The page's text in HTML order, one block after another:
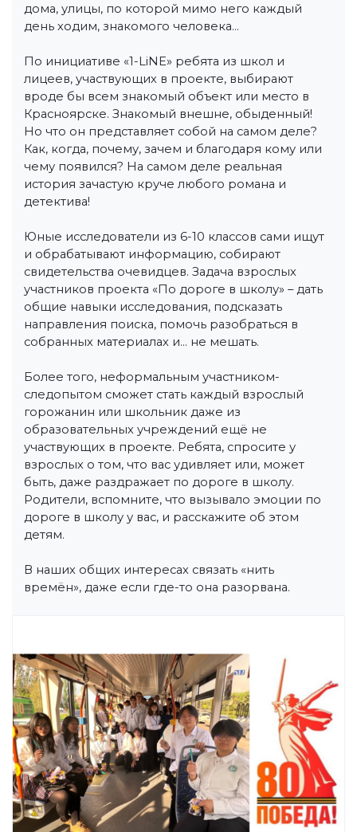
дома, улицы, по которой мимо него каждый
день ходим, знакомого человека…
По инициативе «1-LiNE» ребята из школ и
лицеев, участвующих в проекте, выбирают
вроде бы всем знакомый объект или место в
Красноярске. Знакомый внешне, обыденный!
Но что он представляет собой на самом деле?
Как, когда, почему, зачем и благодаря кому или
чему появился? На самом деле реальная
история зачастую круче любого романа и
детектива!
Юные исследователи из 6-10 классов сами ищут
и обрабатывают информацию, собирают
свидетельства очевидцев. Задача взрослых
участников проекта «По дороге в школу» – дать
общие навыки исследования, подсказать
направления поиска, помочь разобраться в
собранных материалах и… не мешать.
Более того, неформальным участником-
следопытом сможет стать каждый взрослый
горожанин или школьник даже из
образовательных учреждений ещё не
участвующих в проекте. Ребята, спросите у
взрослых о том, что вас удивляет или, может
быть, даже раздражает по дороге в школу.
Родители, вспомните, что вызывало эмоции по
дороге в школу у вас, и расскажите об этом
детям.
В наших общих интересах связать «нить
времён», даже если где-то она разорвана.